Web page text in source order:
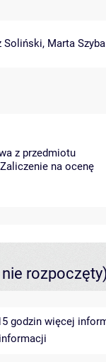
Soliński, Marta Szyba
z przedmiotu
na ocenę
rozpoczęty)
godzin więcej